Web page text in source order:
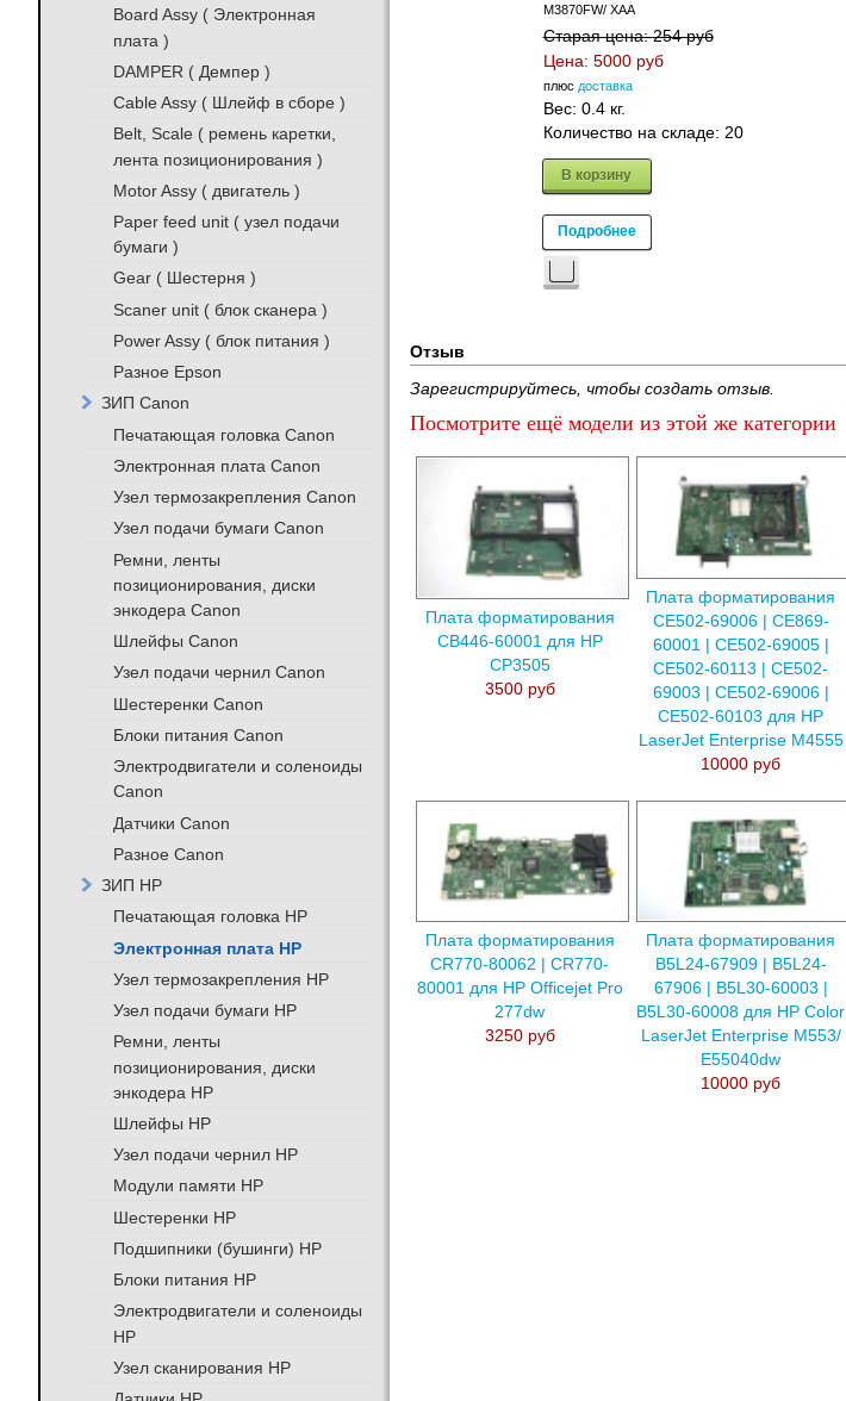
M3870FW/ XAA
Старая цена:254 руб
Цена: 5000 руб
плюс доставка
Вес: 0.4 кг.
Количество на складе: 20
В корзину
Подробнее
Отзыв
Зарегистрируйтесь, чтобы создать отзыв.
Посмотрите ещё модели из этой же категории
Плата форматирования
CB446-60001 для HP
CP3505
3500 руб
Плата форматирования
CE502-69006 | CE869-
60001 | CE502-69005 |
CE502-60113 | CE502-
69003 | CE502-69006 |
CE502-60103 для HP
LaserJet Enterprise M4555
10000 руб
Плата форматирования
CR770-80062 | CR770-
80001 для HP Officejet Pro
277dw
3250 руб
Плата форматирования
B5L24-67909 | B5L24-
67906 | B5L30-60003 |
B5L30-60008 для HP Color
LaserJet Enterprise M553/
E55040dw
10000 руб
Board Assy ( Электронная
плата )
DAMPER ( Демпер )
Cable Assy ( Шлейф в сборе )
Belt, Scale ( ремень каретки,
лента позиционирования )
Motor Assy ( двигатель )
Paper feed unit ( узел подачи
бумаги )
Gear ( Шестерня )
Scaner unit ( блок сканера )
Power Assy ( блок питания )
Разное Epson
ЗИП Canon
Печатающая головка Canon
Электронная плата Canon
Узел термозакрепления Canon
Узел подачи бумаги Canon
Ремни, ленты
позиционирования, диски
энкодера Canon
Шлейфы Canon
Узел подачи чернил Canon
Шестеренки Canon
Блоки питания Canon
Электродвигатели и соленоиды
Canon
Датчики Canon
Разное Canon
ЗИП HP
Печатающая головка HP
Электронная плата HP
Узел термозакрепления HP
Узел подачи бумаги HP
Ремни, ленты
позиционирования, диски
энкодера HP
Шлейфы HP
Узел подачи чернил HP
Модули памяти HP
Шестеренки HP
Подшипники (бушинги) HP
Блоки питания HP
Электродвигатели и соленоиды
HP
Узел сканирования HP